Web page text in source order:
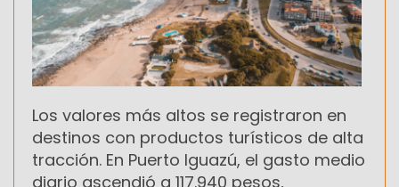
Los valores más altos se registraron en
destinos con productos turísticos de alta
tracción. En Puerto Iguazú, el gasto medio
diario ascendió a 117.940 pesos,